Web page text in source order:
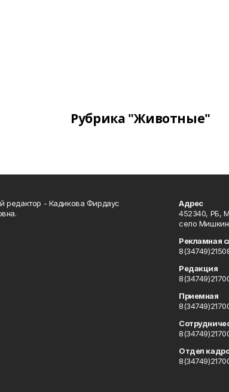
Рубрика "Животные"
редактор - Кадикова Фирдаус
Адрес
452340, РБ,
село
Рекламная
Редакция
Приемная
Отдел